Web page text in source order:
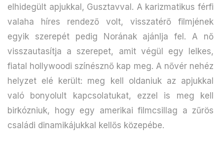
elhidegült apjukkal, Gusztavval. A karizmatikus férfi
valaha híres rendező volt, visszatérő filmjének
egyik szerepét pedig Norának ajánlja fel. A nő
visszautasítja a szerepet, amit végül egy lelkes,
fiatal hollywoodi színésznő kap meg. A nővér nehéz
helyzet elé került: meg kell oldaniuk az apjukkal
való bonyolult kapcsolatukat, ezzel is meg kell
birkózniuk, hogy egy amerikai filmcsillag a zűrös
családi dinamikájukkal kellős közepébe.